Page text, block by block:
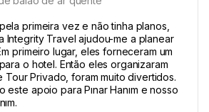
primeira vez e não tinha planos,
Integrity Travel ajudou-me a planear
primeiro lugar, eles forneceram um
o hotel. Então eles organizaram
Tour Privado, foram muito divertidos.
apoio para Pınar Hanım e nosso